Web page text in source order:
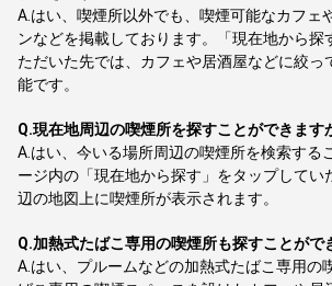
A. はい、喫煙所以外でも、喫煙可能なカフェ
ンなどを掲載しております。「現在地から探
ただいた先では、カフェや居酒屋などに絞っ
能です。
Q.現在地周辺の喫煙所を探すことができます
A. はい、今いる場所周辺の喫煙所を検索する
ージ内の「現在地から探す」をタップしてい
辺の地図上に喫煙所が表示されます。
Q.加熱式たばこ専用の喫煙所も探すことがで
A. はい、プルームなどの加熱式たばこ専用の